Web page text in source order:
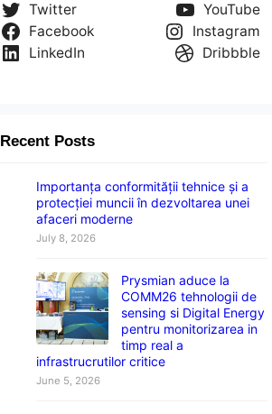
Twitter
YouTube
Facebook
Instagram
LinkedIn
Dribbble
Recent Posts
Importanța conformității tehnice și a
protecției muncii în dezvoltarea unei
afaceri moderne
July 8, 2026
Prysmian aduce la
COMM26 tehnologii de
sensing si Digital Energy
pentru monitorizarea in
timp real a
infrastrucrutilor critice
June 5, 2026